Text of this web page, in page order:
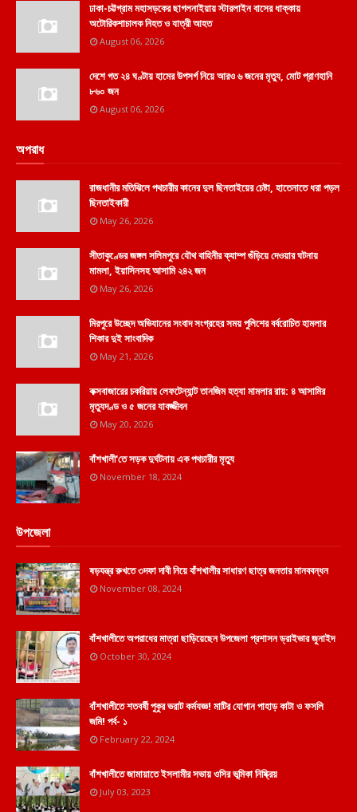
ঢাকা-চট্টগ্রাম মহাসড়কের ছাগলনাইয়ায় স্টারলাইন বাসের ধাক্কায়
অটোরিকশাচালক নিহত ও যাত্রী আহত
August 06, 2026
দেশে গত ২৪ ঘণ্টায় হামের উপসর্গ নিয়ে আরও ৬ জনের মৃত্যু, মোট প্রাণহানি
৮৬০ জন
August 06, 2026
অপরাধ
রাজধানীর মতিঝিলে পথচারীর কানের দুল ছিনতাইয়ের চেষ্টা, হাতেনাতে ধরা পড়ল
ছিনতাইকারী
May 26, 2026
সীতাকুণ্ডের জঙ্গল সলিমপুরে যৌথ বাহিনীর ক্যাম্প গুঁড়িয়ে দেওয়ার ঘটনায়
মামলা, ইয়াসিনসহ আসামি ২৪২ জন
May 26, 2026
মিরপুরে উচ্ছেদ অভিযানের সংবাদ সংগ্রহের সময় পুলিশের বর্বরোচিত হামলার
শিকার দুই সাংবাদিক
May 21, 2026
কক্সবাজারের চকরিয়ায় লেফটেন্যান্ট তানজিম হত্যা মামলার রায়: ৪ আসামির
মৃত্যুদণ্ড ও ৫ জনের যাবজ্জীবন
May 20, 2026
বাঁশখালী'তে সড়ক দুর্ঘটনায় এক পথচারীর মৃত্যু
November 18, 2024
উপজেলা
ষড়যন্ত্র রুখতে ৩দফা দাবী নিয়ে বাঁশখালীর সাধারণ ছাত্র জনতার মানববন্ধন
November 08, 2024
বাঁশখালীতে অপরাধের মাত্রা ছাড়িয়েছেন উপজেলা প্রশাসন ড্রাইভার জুনাইদ
October 30, 2024
বাঁশখালীতে শতবর্ষী পুকুর ভরাট কর্মযজ্ঞ! মাটির যোগান পাহাড় কাটা ও ফসলি
জমি! পর্ব- ১
February 22, 2024
বাঁশখালীতে জামায়াতে ইসলামীর সভায় ওসির ভূমিকা নিষ্ক্রিয়
July 03, 2023